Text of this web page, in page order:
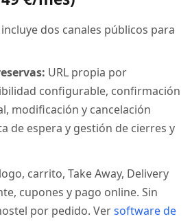
dos canales públicos para
URL propia por
configurable, confirmación
modificación y cancelación
de espera y gestión de cierres y
carrito, Take Away, Delivery
cupones y pago online. Sin
por pedido. Versoftware de